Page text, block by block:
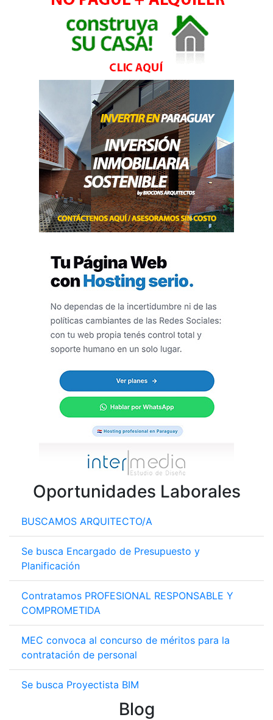
Oportunidades Laborales
BUSCAMOS ARQUITECTO/A
Se busca Encargado de Presupuesto y
Planificación
Contratamos PROFESIONAL RESPONSABLE Y
COMPROMETIDA
MEC convoca al concurso de méritos para la
contratación de personal
Se busca Proyectista BIM
Blog